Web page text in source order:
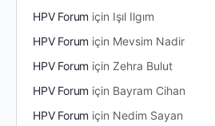
HPV Forum için Işıl Ilgım
HPV Forum için Mevsim Nadir
HPV Forum içinZehra Bulut
HPV Forum için Bayram Cihan
HPV Forum için Nedim Sayan